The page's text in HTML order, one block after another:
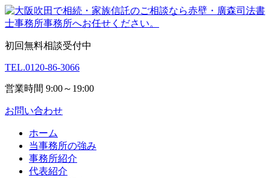
初回無料相談受付中
TEL.0120-86-3066
営業時間 9:00～19:00
お問い合わせ
ホーム
当事務所の強み
事務所紹介
代表紹介